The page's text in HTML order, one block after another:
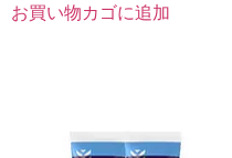
お買い物カゴに追加